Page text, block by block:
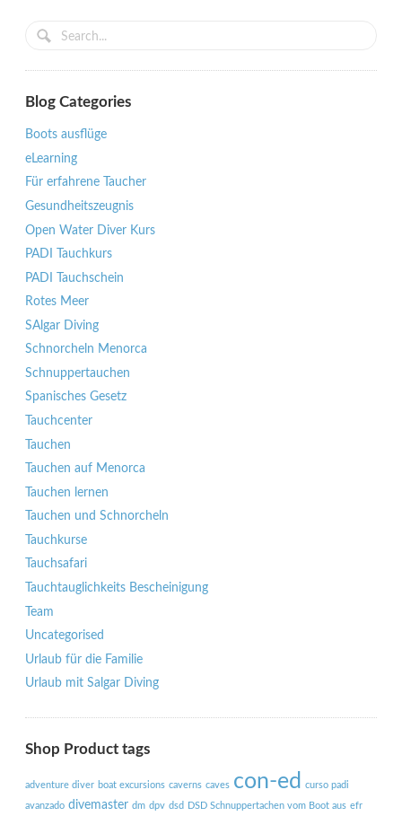
Blog Categories
Boots ausflüge
eLearning
Für erfahrene Taucher
Gesundheitszeugnis
Open Water Diver Kurs
PADI Tauchkurs
PADI Tauchschein
Rotes Meer
SAlgar Diving
Schnorcheln Menorca
Schnuppertauchen
Spanisches Gesetz
Tauchcenter
Tauchen
Tauchen auf Menorca
Tauchen lernen
Tauchen und Schnorcheln
Tauchkurse
Tauchsafari
Tauchtauglichkeits Bescheinigung
Team
Uncategorised
Urlaub für die Familie
Urlaub mit Salgar Diving
Shop Product tags
adventure diver boat excursions caverns caves con-ed curso padi
avanzado divemaster dm dpv dsd DSD Schnuppertachen vom Boot aus efr